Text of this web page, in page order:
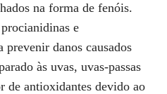
na forma de fenóis.
e
danos causados
às uvas, uvas-passas
de antioxidantes devido ao